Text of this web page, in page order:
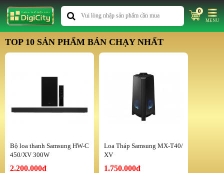
0
MENU
TOP 10 SẢN PHẨM BÁN CHẠY NHẤT
Bộ loa thanh Samsung HW-C
450/XV 300W
2.200.000đ
Loa Tháp Samsung MX-T40/
XV
1.750.000đ